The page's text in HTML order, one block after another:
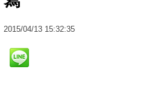
2015/04/13 15:32:35